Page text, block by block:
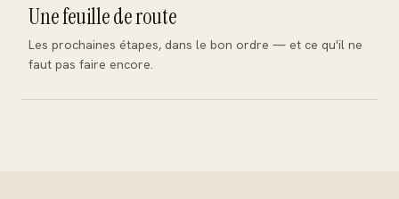
Une feuille de route
Les prochaines étapes, dans le bon ordre — et ce qu'il ne
faut pas faire encore.